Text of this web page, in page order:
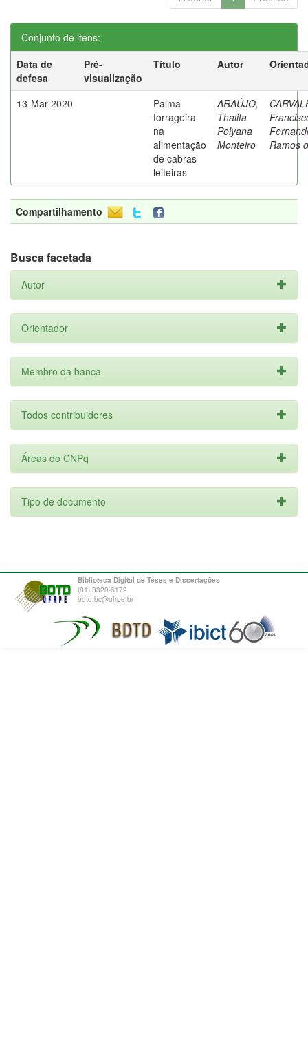
Conjunto de itens:
Data de
defesa
Pré-
visualização
Título Autor
13-Mar-2020
Palma
forrageira
na
alimentação
de cabras
leiteiras
ARAÚJO,
Thalita
Polyana
Monteiro
Ramos
Compartilhamento
Busca facetada
Autor
Orientador
Membro da banca
Todos contribuidores
Áreas do CNPq
Tipo de documento
Biblioteca Digital de Teses e Dissertações
(81) 3320-6179
bdtd.bc@ufrpe.br